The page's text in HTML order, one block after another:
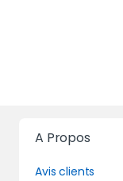
A Propos
Avis clients